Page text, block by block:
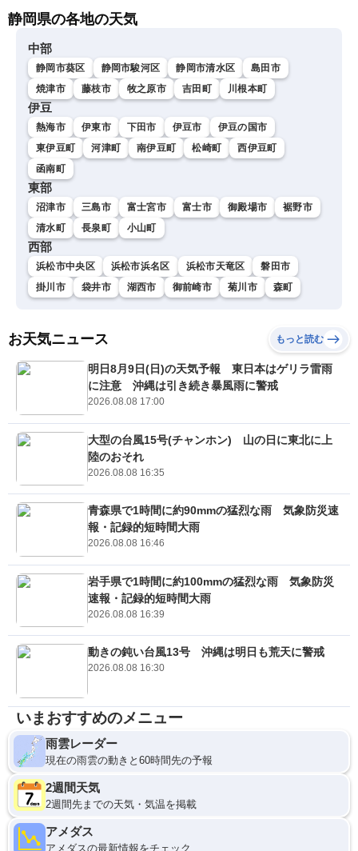
静岡県の各地の天気
中部
静岡市葵区 静岡市駿河区 静岡市清水区
島田市
焼津市
藤枝市 牧之原市 吉田町 川根本町
伊豆
熱海市 伊東市 下田市 伊豆市
伊豆の国市
東伊豆町
河津町 南伊豆町 松崎町
西伊豆町
函南町
東部
沼津市 三島市 富士宮市 富士市 御殿場市
裾野市
清水町
長泉町 小山町
西部
浜松市中央区 浜松市浜名区 浜松市天竜区
磐田市
掛川市
袋井市 湖西市 御前崎市 菊川市 森町
お天気ニュース もっと読む
明日8月9日(日)の天気予報 東日本はゲリラ雷雨
に注意 沖縄は引き続き暴風雨に警戒
2026.08.08 17:00
大型の台風15号(チャンホン) 山の日に東北に上
陸のおそれ
2026.08.08 16:35
青森県で1時間に約90mmの猛烈な雨 気象防災速
報・記録的短時間大雨
2026.08.08 16:46
岩手県で1時間に約100mmの猛烈な雨 気象防災
速報・記録的短時間大雨
2026.08.08 16:39
動きの鈍い台風13号 沖縄は明日も荒天に警戒
2026.08.08 16:30
いまおすすめのメニュー
雨雲レーダー
現在の雨雲の動きと60時間先の予報
2週間天気
2週間先までの天気・気温を掲載
アメダス
アメダスの最新情報をチェック